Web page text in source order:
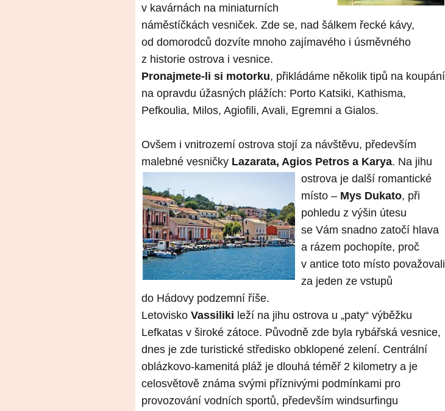
v kavárnách na miniaturních
náměstíčkách vesniček. Zde se, nad šálkem řecké kávy,
od domorodců dozvíte mnoho zajímavého i úsměvného
z historie ostrova i vesnice.
Pronajmete-li si motorku, přikládáme několik tipů na koupání
na opravdu úžasných plážích: Porto Katsiki, Kathisma,
Pefkoulia, Milos, Agiofili, Avali, Egremni a Gialos.
Ovšem i vnitrozemí ostrova stojí za návštěvu, především
malebné vesničky Lazarata, Agios Petros a Karya. Na jihu
ostrova je další romantické
místo – Mys Dukato, při
pohledu z výšin útesu
se Vám snadno zatočí hlava
a rázem pochopíte, proč
v antice toto místo považovali
za jeden ze vstupů
do Hádovy podzemní říše.
Letovisko Vassiliki leží na jihu ostrova u „paty“ výběžku
Lefkatas v široké zátoce. Původně zde byla rybářská vesnice,
dnes je zde turistické středisko obklopené zelení. Centrální
oblázkovo-kamenitá pláž je dlouhá téměř 2 kilometry a je
celosvětově známa svými příznivými podmínkami pro
provozování vodních sportů, především windsurfingu